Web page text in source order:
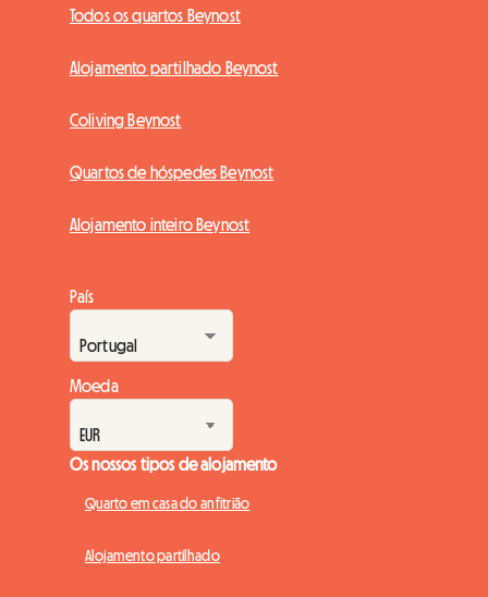
Todos os quartos Beynost
Alojamento partilhado Beynost
Coliving Beynost
Quartos de hóspedes Beynost
Alojamento inteiro Beynost
País
Moeda
Os nossos tipos de alojamento
Quarto em casa do anfitrião
Alojamento partilhado